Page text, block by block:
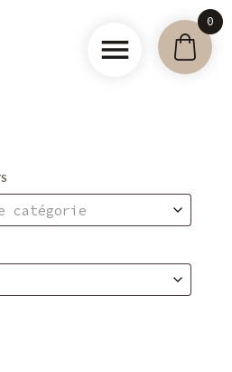
catégorie
0